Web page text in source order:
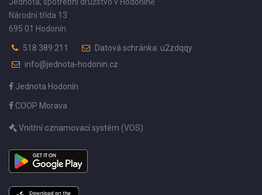
Národní třída 13
695 01 Hodonín
518 389 211
Datová schránka: u2zdqqy
info@jednota-hodonin.cz
Jednota Hodonín
COOP Morava
Vnitřní oznamovací systém (VOS)